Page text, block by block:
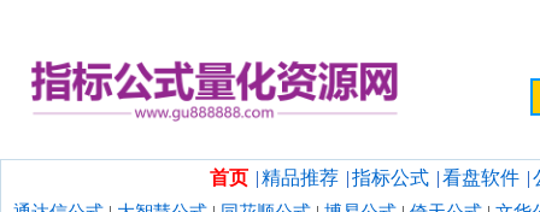
首页 | 精品推荐 | 指标公式 | 看盘软件 |